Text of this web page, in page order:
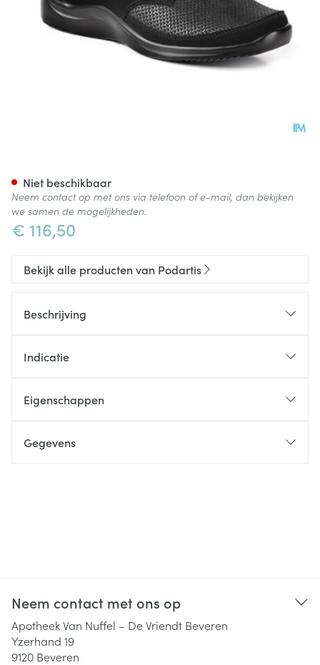
€ 116,50
Niet beschikbaar
Neem contact op met ons via telefoon of e-mail, dan bekijken
we samen de mogelijkheden.
Bekijk alle producten van Podartis
Beschrijving
Indicatie
Eigenschappen
Gegevens
Neem contact met ons op
Apotheek Van Nuffel – De Vriendt Beveren
Yzerhand 19
9120 Beveren